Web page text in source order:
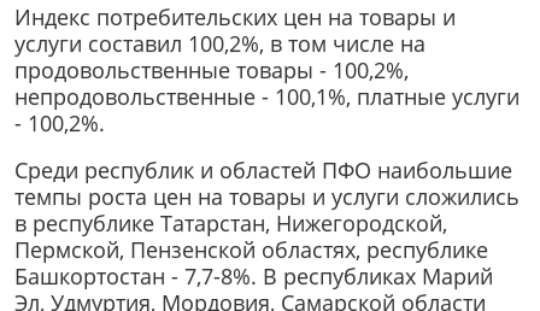
Индекс потребительских цен на товары и
услуги составил 100,2%, в том числе на
продовольственные товары - 100,2%,
непродовольственные - 100,1%, платные услуги
- 100,2%.
Среди республик и областей ПФО наибольшие
темпы роста цен на товары и услуги сложились
в республике Татарстан, Нижегородской,
Пермской, Пензенской областях, республике
Башкортостан - 7,7-8%. В республиках Марий
Эл, Удмуртия, Мордовия, Самарской области